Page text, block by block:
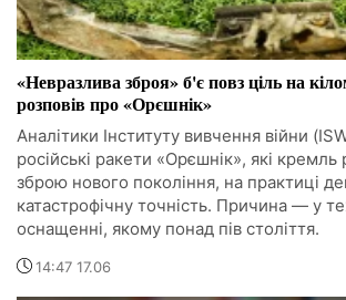
«Невразлива зброя» б'є повз ціль на
розповів про «Орєшнік»
Аналітики Інституту вивчення війни
російські ракети «Орєшнік», які
зброю нового покоління, на практиці
катастрофічну точність. Причина — у
оснащенні, якому понад пів століття.
14:47 17.06